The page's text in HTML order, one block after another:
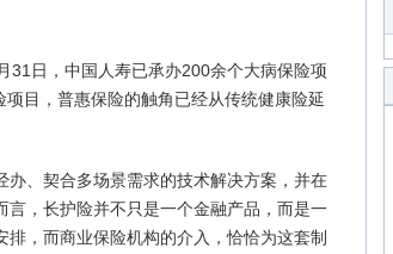
31日，中国人寿已承办200余个大病保险项
目，普惠保险的触角已经从传统健康险延
、契合多场景需求的技术解决方案，并在
，长护险并不只是一个金融产品，而是一
，而商业保险机构的介入，恰恰为这套制